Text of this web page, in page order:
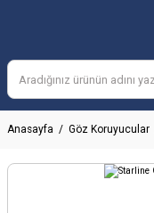
Anasayfa Göz Koruyucular